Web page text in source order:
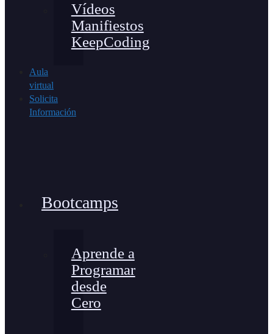
Vídeos
Manifiestos
KeepCoding
Aula
virtual
Solicita
Información
Bootcamps
Aprende a
Programar
desde
Cero